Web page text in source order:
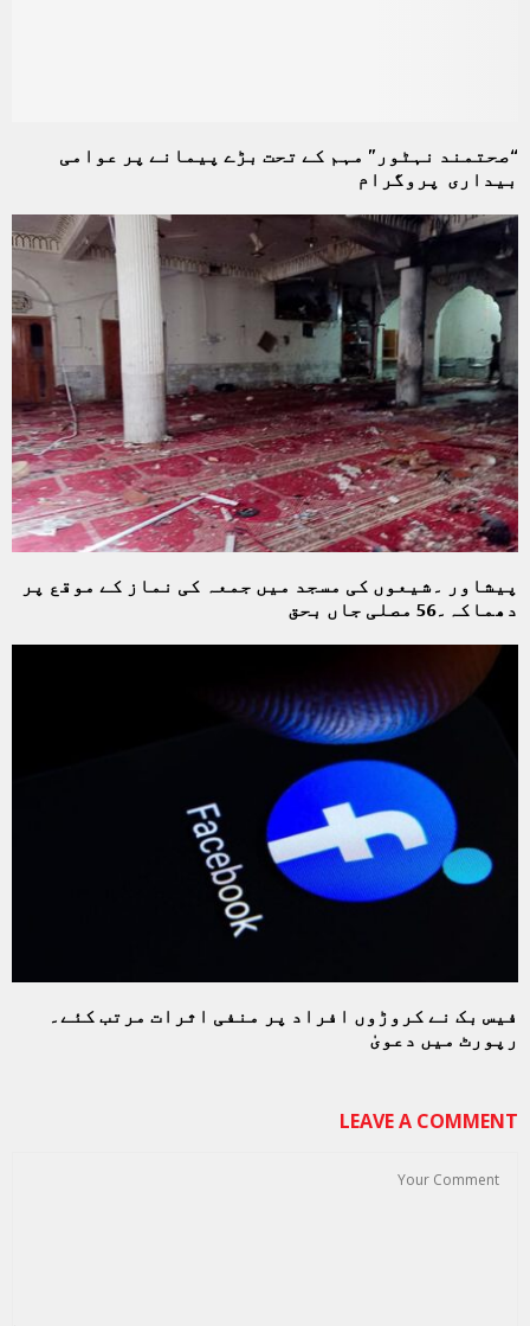
“صحتمند نہٹور” مہم کے تحت بڑے پیمانے پر عوامی
بیداری پروگرام
پیشاور ۔شیعوں کی مسجد میں جمعہ کی نماز کے موقع پر
دھماکہ۔56 مصلی جاں بحق
فیس بک نے کروڑوں افراد پر منفی اثرات مرتب کئے۔
رپورٹ میں دعویٰ
LEAVE A COMMENT